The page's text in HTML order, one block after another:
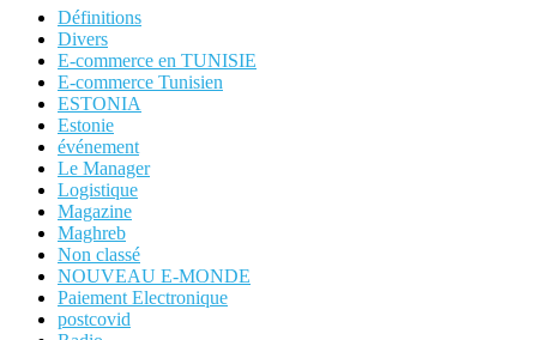
Définitions
Divers
E-commerce en TUNISIE
E-commerce Tunisien
ESTONIA
Estonie
événement
Le Manager
Logistique
Magazine
Maghreb
Non classé
NOUVEAU E-MONDE
Paiement Electronique
postcovid